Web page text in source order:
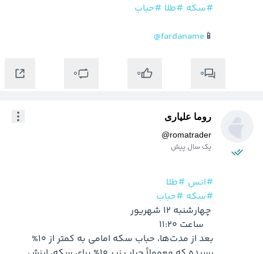
#سکه #طلا #حباب
📱
@fardaname
0
0
0
روما علیاری
@romatrader
یک سال پیش
#انس #طلا
#سکه #حباب